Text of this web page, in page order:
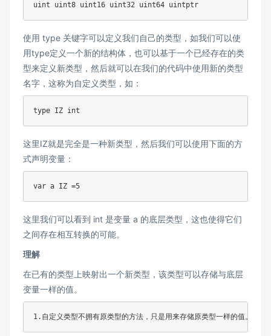
uint
uint8 uint16 uint32 uint64 uintptr
使用 type 关键字可以定义我们自己的类型，如我们可以使
用type定义一个新的结构体，也可以基于一个已经存在的类
型来定义新类型，然后就可以在我们的代码中使用新的类型
名字，这称为自定义类型，如：
type IZ int
这里IZ就是完全是一种新类型，然后我们可以使用下面的方
式声明变量：
var a IZ =5
这里我们可以看到 int 是变量 a 的底层类型，这也使得它们
之间存在相互转换的可能。
理解
在已有的类型上映射出一个新类型，该类型可以存储与底层
变量一样的值。
1